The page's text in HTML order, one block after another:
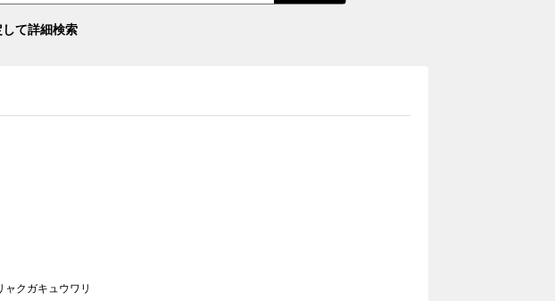
て詳細検索
クガキュウワリ